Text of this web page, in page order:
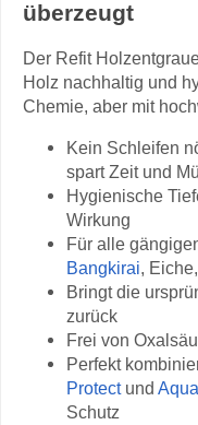
überzeugt
Der Refit
Holz nachhaltig und
Chemie, aber mit
Kein Schleifen
spart Zeit und
Hygienische
Wirkung
Für alle
Bangkirai, Eiche,
Bringt die
zurück
Frei von
Perfekt
Protectund
Schutz